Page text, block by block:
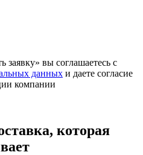
вы соглашаетесь с
данных и даете согласие
компании
которая